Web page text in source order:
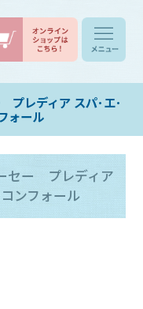
レディア スパ･エ･
ォール
セー プレディア
ンフォール